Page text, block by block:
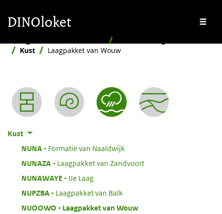
DINOloket
Kust
Laagpakket van Wouw
Nomenclator menu
Kust
NUNA
Formatie van Naaldwijk
NUNAZA
Laagpakket van Zandvoort
NUNAWAYE
IJe Laag
NUPZBA
Laagpakket van Balk
NUOOWO
Laagpakket van Wouw